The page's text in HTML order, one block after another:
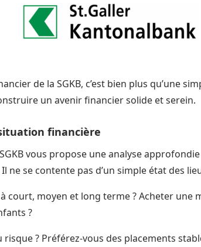
de la SGKB, c’est bien plus qu’une
un avenir financier solide et serein.
financière
vous propose une analyse
ne se contente pas d’un simple état des
court, moyen et long terme ? Acheter une
?
? Préférez-vous des placements